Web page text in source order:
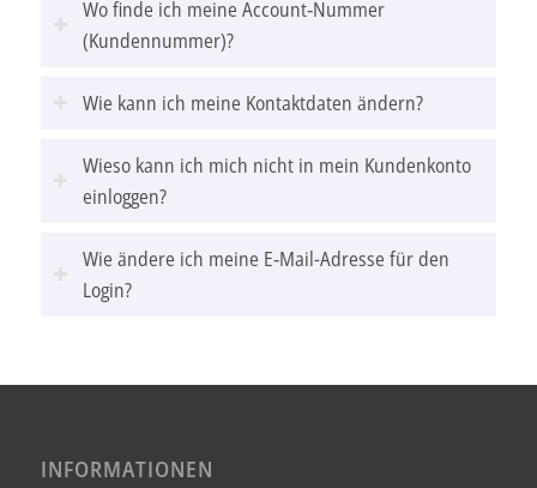
Identifizierung weiterer besuchter Onlineangebote, die
gesammelten Daten können zu Werbe- oder
werden.
Rechtsgrundlage:
Die Verarbeitung basiert auf berechtigten Interessen
gemäß Art. 6 Abs. 1 S. 1 lit. f) DSGVO.
– Website: [ausgezeichnet.org]
Wo finde ich meine Account‑Nummer
(Kundennummer)?
Wie kann ich meine Kontaktdaten ändern?
Wieso kann ich mich nicht in mein Kundenkonto
einloggen?
Wie ändere ich meine E‑Mail-Adresse für den
Login?
INFORMATIONEN